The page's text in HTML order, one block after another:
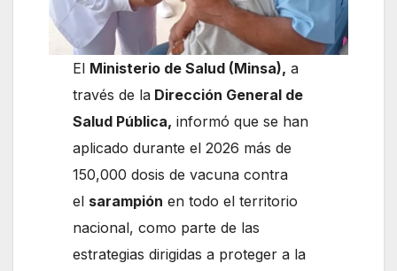
El Ministerio de Salud (Minsa), a
través de la Dirección General de
Salud Pública, informó que se han
aplicado durante el 2026 más de
150,000 dosis de vacuna contra
el sarampión en todo el territorio
nacional, como parte de las
estrategias dirigidas a proteger a la